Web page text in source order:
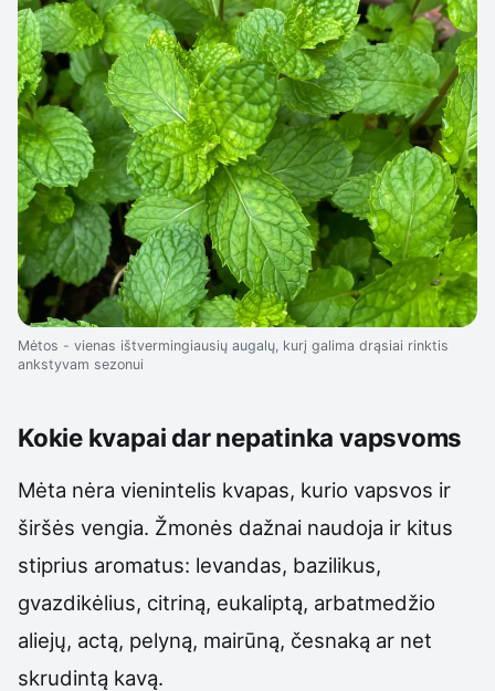
Mėtos - vienas ištvermingiausių augalų, kurį galima drąsiai rinktis
ankstyvam sezonui
Kokie kvapai dar nepatinka vapsvoms
Mėta nėra vienintelis kvapas, kurio vapsvos ir
širšės vengia. Žmonės dažnai naudoja ir kitus
stiprius aromatus: levandas, bazilikus,
gvazdikėlius, citriną, eukaliptą, arbatmedžio
aliejų, actą, pelyną, mairūną, česnaką ar net
skrudintą kavą.